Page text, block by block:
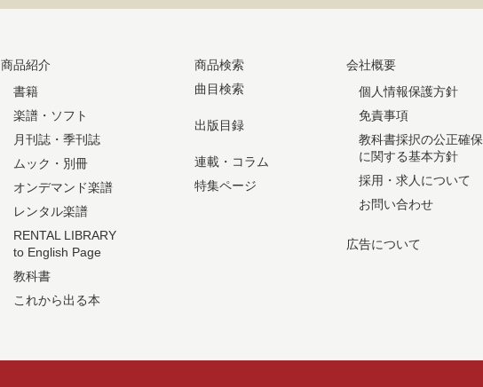
商品紹介
書籍
楽譜・ソフト
月刊誌・季刊誌
ムック・別冊
オンデマンド楽譜
レンタル楽譜
RENTAL LIBRARY
to English Page
教科書
これから出る本
商品検索
曲目検索
出版目録
連載・コラム
特集ページ
会社概要
個人情報保護方針
免責事項
教科書採択の公正確保
に関する基本方針
採用・求人について
お問い合わせ
広告について